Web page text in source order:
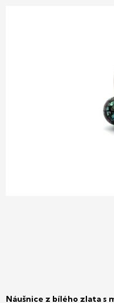
Náušnice z bílého zlata s